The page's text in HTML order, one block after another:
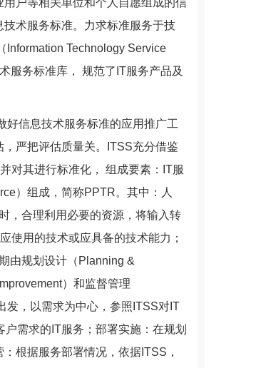
户等相关单位和个人自愿组成的信
术服务标准。力求标准服务于技
Information Technology Service
服务标准库， 规范了IT服务产品及
好信息技术服务标准的应用推广工
严把评估质量关。ITSS充分借鉴
对其进行标准化， 组成要素：IT服
）组成，简称PPTR。其中：人
，合理利用必要的资源，将输入转
使用的技术或应具备的技术能力；
由规划设计（Planning &
）和监督管理
发，以需求为中心，参照ITSS对IT
需求的IT服务；部署实施：在规划
根据服务部署情况，依据ITSS，